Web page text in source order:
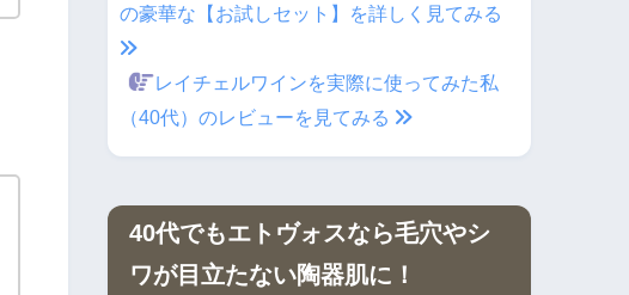
の豪華な【お試しセット】を詳しく見てみる
レイチェルワインを実際に使ってみた私
（40代）のレビューを見てみる
40代でもエトヴォスなら毛穴やシ
ワが目立たない陶器肌に！